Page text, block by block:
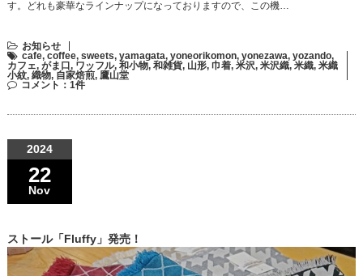
す。どれも豪華なラインナップになっておりますので、この機…
お知らせ
cafe, coffee, sweets, yamagata, yoneorikomon, yonezawa, yozando,
カフェ, がま口, ワッフル, 和小物, 和雑貨, 山形, 巾着, 米沢, 米沢織, 米織, 米織
小紋, 織物, 自家焙煎, 鷹山堂
コメント：1件
2024
22
Nov
ストール「Fluffy」発売！